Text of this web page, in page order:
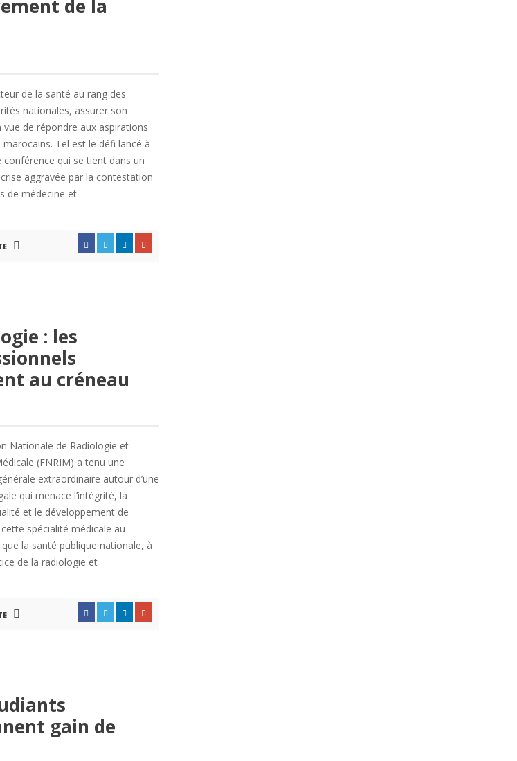
de la
de la santé au rang des
nationales, assurer son
vue de répondre aux aspirations
marocains. Tel est le défi lancé à
qui se tient dans un
aggravée par la contestation
de médecine et
: les
au créneau
Nationale de Radiologie et
(FNRIM) a tenu une
extraordinaire autour d’une
qui menace l’intégrité, la
et le développement de
cette spécialité médicale au
la santé publique nationale, à
de la radiologie et
gain de